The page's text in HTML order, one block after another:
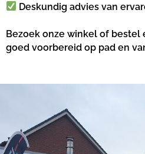
Deskundig advies van
Bezoek onze winkel of bestel
goed voorbereid op pad en